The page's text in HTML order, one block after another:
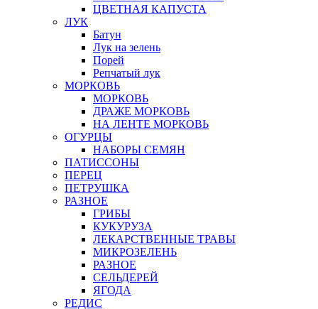
ЦВЕТНАЯ КАПУСТА
ЛУК
Батун
Лук на зелень
Порей
Репчатый лук
МОРКОВЬ
МОРКОВЬ
ДРАЖЕ МОРКОВЬ
НА ЛЕНТЕ МОРКОВЬ
ОГУРЦЫ
НАБОРЫ СЕМЯН
ПАТИССОНЫ
ПЕРЕЦ
ПЕТРУШКА
РАЗНОЕ
ГРИБЫ
КУКУРУЗА
ЛЕКАРСТВЕННЫЕ ТРАВЫ
МИКРОЗЕЛЕНЬ
РАЗНОЕ
СЕЛЬДЕРЕЙ
ЯГОДА
РЕДИС